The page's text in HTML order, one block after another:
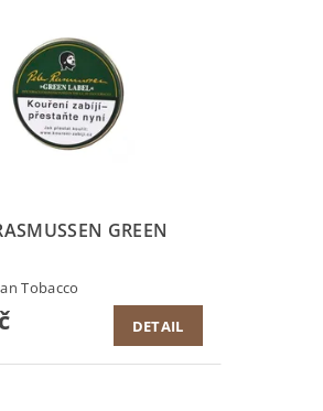
GREEN
Tobacco
DETAIL